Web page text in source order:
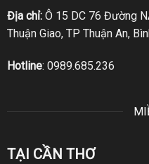
Địa chỉ:Ô 15 DC 76 Đường
Thuận Giao, TP Thuận An,
Hotline: 0989.685.236
TẠI CẦN THƠ